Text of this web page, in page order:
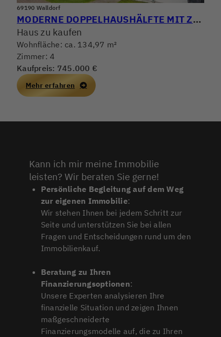
69190 Walldorf
MODERNE DOPPELHAUSHÄLFTE MIT ZWEI TERRASSEN IN WALLDORF
Haus zu kaufen
Wohnfläche: ca. 134,97 m²
Zimmer: 4
Kaufpreis: 745.000 €
Mehr erfahren
Kann ich mir meine Immobilie
leisten? Wir beraten Sie gerne!
Persönliche Begleitung auf dem Weg
zur eigenen Immobilie:
Wir stehen Ihnen bei jedem Schritt zur
Seite und unterstützen Sie bei allen
Fragen und Entscheidungen rund um den
Immobilienkauf.
Beratung zu Ihren
Finanzierungsoptionen:
Unsere Experten analysieren Ihre
finanzielle Situation und zeigen Ihnen
maßgeschneiderte
Finanzierungsmodelle auf, die zu Ihren